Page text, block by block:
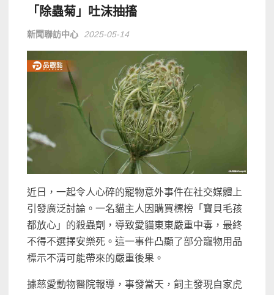
「除蟲菊」吐沫抽搐
新聞聯訪中心 2025-05-14
近日，一起令人心碎的寵物意外事件在社交媒體上
引發廣泛討論。一名貓主人因購買標榜「寶貝毛孩
都放心」的殺蟲劑，導致愛貓東東嚴重中毒，最終
不得不選擇安樂死。這一事件凸顯了部分寵物用品
標示不清可能帶來的嚴重後果。
據慈愛動物醫院報導，事發當天，飼主發現自家虎